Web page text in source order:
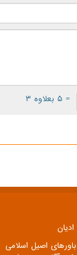
= ۵ بعلاوه ۳
اصیل اسلامی